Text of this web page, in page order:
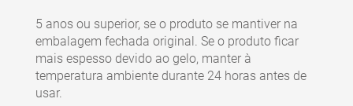
5 anos ou superior, se o produto se mantiver na
embalagem fechada original. Se o produto ficar
mais espesso devido ao gelo, manter à
temperatura ambiente durante 24 horas antes de
usar.